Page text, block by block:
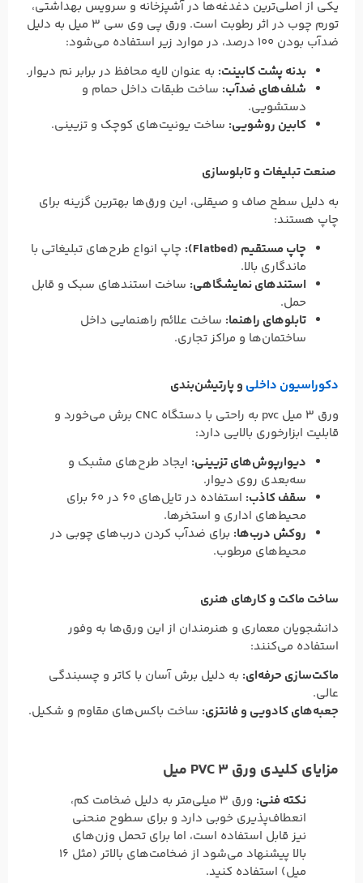
یکی از اصلی‌ترین دغدغه‌ها در آشپزخانه و سرویس بهداشتی،
تورم چوب در اثر رطوبت است. ورق پی وی سی 3 میل به دلیل
ضدآب بودن ۱۰۰ درصد، در موارد زیر استفاده می‌شود:
بدنه پشت کابینت: به عنوان لایه محافظ در برابر نم دیوار.
شلف‌های ضدآب: ساخت طبقات داخل حمام و
دستشویی.
کابین روشویی: ساخت یونیت‌های کوچک و تزیینی.
صنعت تبلیغات و تابلوسازی
به دلیل سطح صاف و صیقلی، این ورق‌ها بهترین گزینه برای
چاپ هستند:
چاپ مستقیم (Flatbed):
چاپ انواع طرح‌های تبلیغاتی با
ماندگاری بالا.
استندهای نمایشگاهی: ساخت استندهای سبک و قابل
حمل.
تابلوهای راهنما: ساخت علائم راهنمایی داخل
ساختمان‌ها و مراکز تجاری.
دکوراسیون داخلی و پارتیشن‌بندی
ورق ۳ میل pvc به راحتی با دستگاه CNC برش می‌خورد و
قابلیت ابزارخوری بالایی دارد:
دیوارپوش‌های تزیینی: ایجاد طرح‌های مشبک و
سه‌بعدی روی دیوار.
سقف کاذب:
استفاده در تایل‌های ۶۰ در ۶۰ برای
محیط‌های اداری و استخرها.
روکش درب‌ها: برای ضدآب کردن درب‌های چوبی در
محیط‌های مرطوب.
ساخت ماکت و کارهای هنری
دانشجویان معماری و هنرمندان از این ورق‌ها به وفور
استفاده می‌کنند:
ماکت‌سازی حرفه‌ای: به دلیل برش آسان با کاتر و چسبندگی
عالی.
جعبه‌های کادویی و فانتزی: ساخت باکس‌های مقاوم و شکیل.
مزایای کلیدی ورق PVC ۳ میل
نکته فنی:
ورق ۳ میلی‌متر به دلیل ضخامت کم،
انعطاف‌پذیری خوبی دارد و برای سطوح منحنی
نیز قابل استفاده است، اما برای تحمل وزن‌های
بالا پیشنهاد می‌شود از ضخامت‌های بالاتر (مثل ۱۶
میل) استفاده کنید.